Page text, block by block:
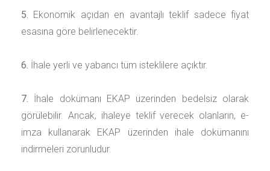
5. Ekonomik açıdan en avantajlı teklif sadece fiyat
esasına göre belirlenecektir.
6. İhale yerli ve yabancı tüm isteklilere açıktır.
7. İhale dokümanı EKAP üzerinden bedelsiz olarak
görülebilir. Ancak, ihaleye teklif verecek olanların, e-
imza kullanarak EKAP üzerinden ihale dokümanını
indirmeleri zorunludur.